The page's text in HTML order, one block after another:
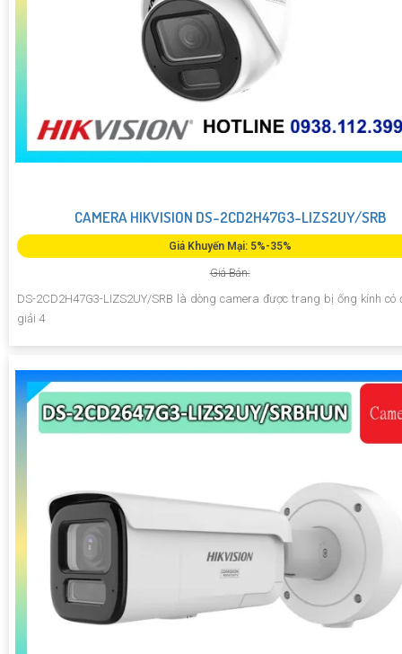
CAMERA HIKVISION DS-2CD2H47G3-LIZS2UY/SRB
Giá Khuyến Mại: 5%-35%
Giá Bán:
DS-2CD2H47G3-LIZS2UY/SRB là dòng camera được trang bị ống kính có
giải 4